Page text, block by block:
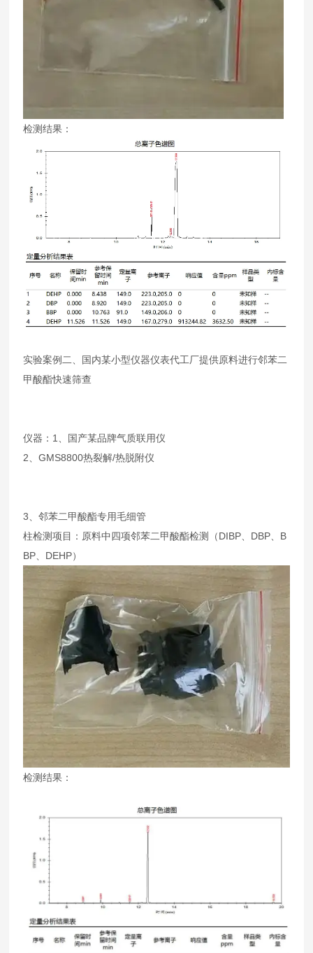
检测结果：
实验案例二、国内某小型仪器仪表代工厂提供原料进行邻苯二
甲酸酯快速筛查
仪器：1、国产某品牌气质联用仪
2、GMS8800热裂解/热脱附仪
3、邻苯二甲酸酯专用毛细管
柱检测项目：原料中四项邻苯二甲酸酯检测（DIBP、DBP、B
BP、DEHP）
检测结果：